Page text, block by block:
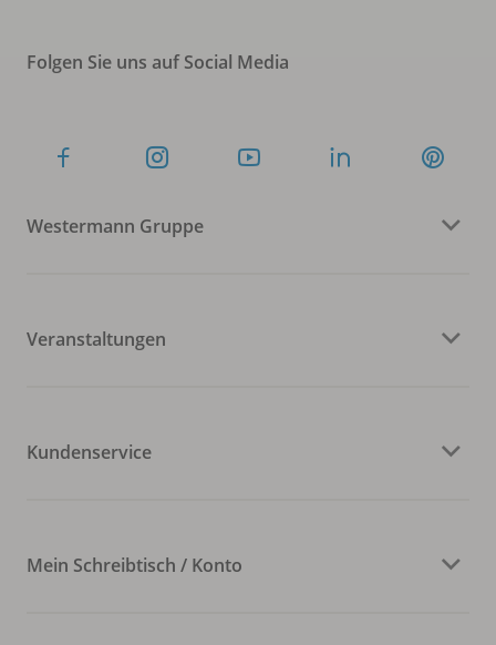
Folgen Sie uns auf Social Media
Westermann Gruppe
Veranstaltungen
Kundenservice
Mein Schreibtisch / Konto